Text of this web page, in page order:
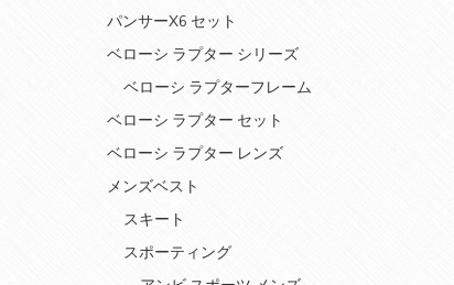
パンサーX6 セット
ベローシ ラプター シリーズ
ベローシ ラプターフレーム
ベローシ ラプター セット
ベローシ ラプター レンズ
メンズベスト
スキート
スポーティング